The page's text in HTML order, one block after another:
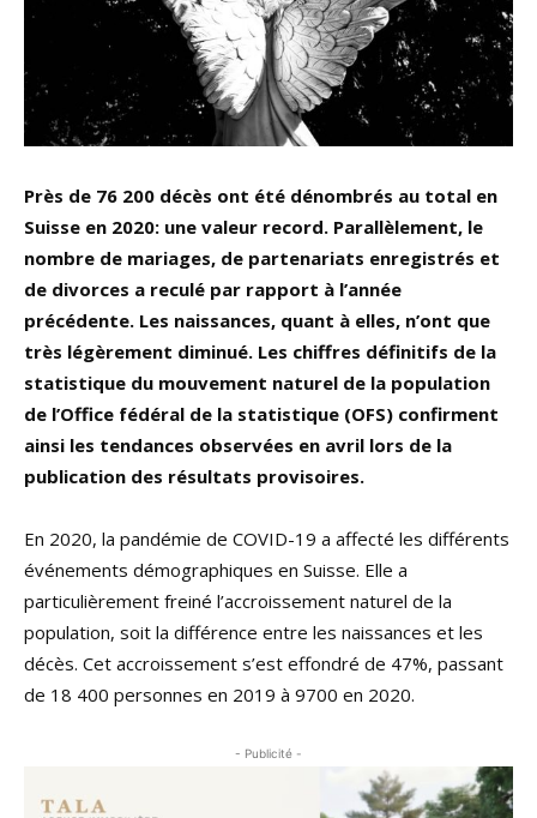
Près de 76 200 décès ont été dénombrés au total en
Suisse en 2020: une valeur record. Parallèlement, le
nombre de mariages, de partenariats enregistrés et
de divorces a reculé par rapport à l’année
précédente. Les naissances, quant à elles, n’ont que
très légèrement diminué. Les chiffres définitifs de la
statistique du mouvement naturel de la population
de l’Office fédéral de la statistique (OFS) confirment
ainsi les tendances observées en avril lors de la
publication des résultats provisoires.
En 2020, la pandémie de COVID-19 a affecté les différents
événements démographiques en Suisse. Elle a
particulièrement freiné l’accroissement naturel de la
population, soit la différence entre les naissances et les
décès. Cet accroissement s’est effondré de 47%, passant
de 18 400 personnes en 2019 à 9700 en 2020.
- Publicité -